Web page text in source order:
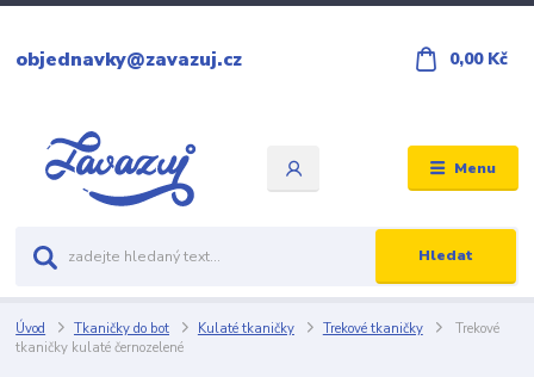
Menu
Hledat
objednavky@zavazuj.cz 0,00 Kč
Úvod Tkaničky do bot Kulaté tkaničky Trekové tkaničky
Trekové
tkaničky kulaté černozelené